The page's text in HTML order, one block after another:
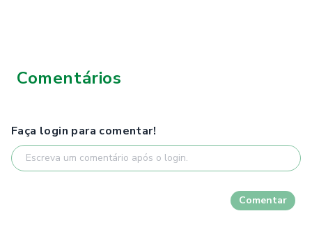
Comentários
Faça login para comentar!
Comentar